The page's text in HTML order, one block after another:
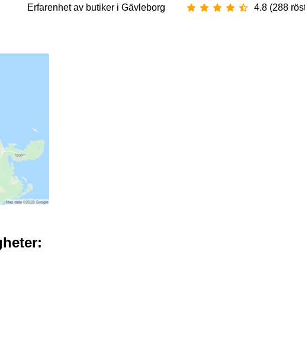
Erfarenhet av ‪butiker‬ i ‪Gävleborg‬ 4.8 (288